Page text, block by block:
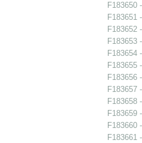
F183650
F183651
F183652
F183653
F183654
F183655
F183656
F183657
F183658
F183659
F183660
F183661